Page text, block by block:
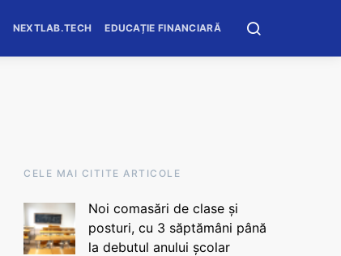
NEXTLAB.TECH EDUCAȚIE FINANCIARĂ
CELE MAI CITITE ARTICOLE
Noi comasări de clase și
posturi, cu 3 săptămâni până
la debutul anului școlar